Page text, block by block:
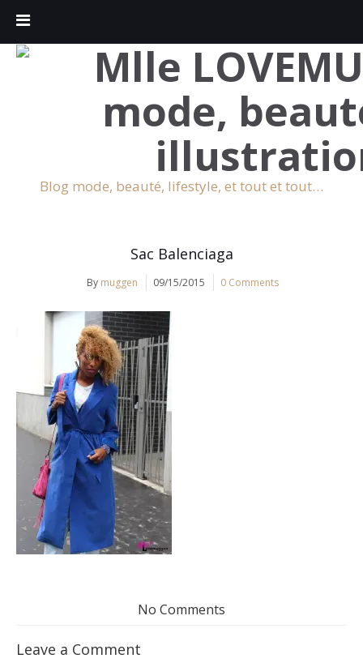
Blog mode, beauté, lifestyle, et tout et tout…
Sac Balenciaga
By muggen 09/15/2015 0 Comments
No Comments
Leave a Comment